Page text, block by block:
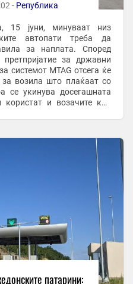
- Република
15 јуни, минуваат низ
автопати треба да
за наплата. Според
за државни
системот МTAG отсега ќе
возила што плаќаат со
се укинува досегашната
и возачите кои
патарини: